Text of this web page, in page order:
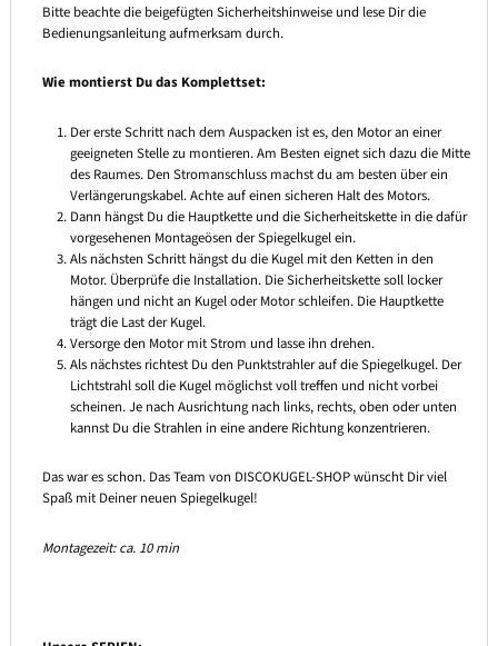
Bitte beachte die beigefügten Sicherheitshinweise und lese Dir die
Bedienungsanleitung aufmerksam durch.
Wie montierst Du das Komplettset:
Der erste Schritt nach dem Auspacken ist es, den Motor an einer
geeigneten Stelle zu montieren. Am Besten eignet sich dazu die Mitte
des Raumes. Den Stromanschluss machst du am besten über ein
Verlängerungskabel. Achte auf einen sicheren Halt des Motors.
Dann hängst Du die Hauptkette und die Sicherheitskette in die dafür
vorgesehenen Montageösen der Spiegelkugel ein.
Als nächsten Schritt hängst du die Kugel mit den Ketten in den
Motor. Überprüfe die Installation. Die Sicherheitskette soll locker
hängen und nicht an Kugel oder Motor schleifen. Die Hauptkette
trägt die Last der Kugel.
Versorge den Motor mit Strom und lasse ihn drehen.
Als nächstes richtest Du den Punktstrahler auf die Spiegelkugel. Der
Lichtstrahl soll die Kugel möglichst voll treffen und nicht vorbei
scheinen. Je nach Ausrichtung nach links, rechts, oben oder unten
kannst Du die Strahlen in eine andere Richtung konzentrieren.
Das war es schon. Das Team von DISCOKUGEL-SHOP wünscht Dir viel
Spaß mit Deiner neuen Spiegelkugel!
Montagezeit: ca. 10 min